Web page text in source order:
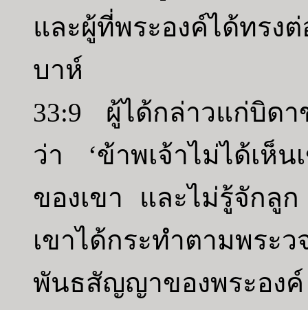
และผู้ที่พระองค์ได้ทรง
บาห์
33:9 ผู้ได้กล่าวแก่บิดา
ว่า ‘ข้าพเจ้าไม่ได้เห็
ของเขา และไม่รู้จักลู
เขาได้กระทำตามพร
พันธสัญญาของพระองค์